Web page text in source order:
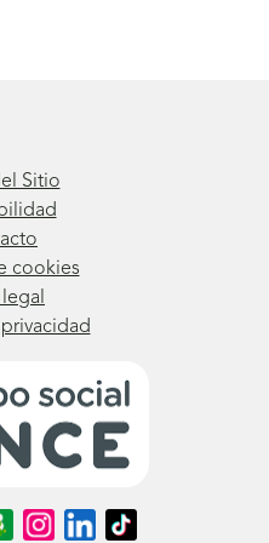
Sitio
cookies
SíguenosSíguenosSíguenos